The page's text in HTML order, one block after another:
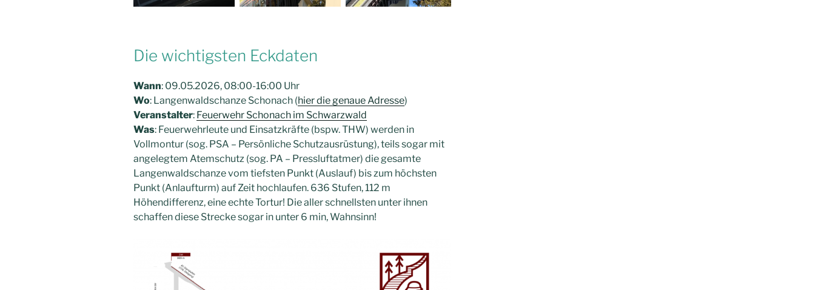
Die wichtigsten Eckdaten
Wann: 09.05.2026, 08:00-16:00 Uhr
Wo: Langenwaldschanze Schonach (hier die genaue Adresse)
Veranstalter: Feuerwehr Schonach im Schwarzwald
Was: Feuerwehrleute und Einsatzkräfte (bspw. THW) werden in
Vollmontur (sog. PSA – Persönliche Schutzausrüstung), teils sogar mit
angelegtem Atemschutz (sog. PA – Pressluftatmer) die gesamte
Langenwaldschanze vom tiefsten Punkt (Auslauf) bis zum höchsten
Punkt (Anlaufturm) auf Zeit hochlaufen. 636 Stufen, 112 m
Höhendifferenz, eine echte Tortur! Die aller schnellsten unter ihnen
schaffen diese Strecke sogar in unter 6 min, Wahnsinn!